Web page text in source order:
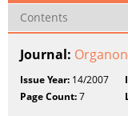
Contents
Journal:
Issue Year: 14/2007
Page Count:7